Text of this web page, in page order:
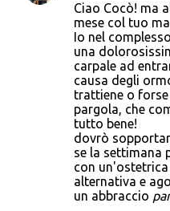
Ciao Cocò! ma
mese col tuo
Io nel
una
carpale ad
causa degli
trattiene o
pargola, che
tutto bene!
dovrò
se la settimana
con
alternativa e
un abbraccio